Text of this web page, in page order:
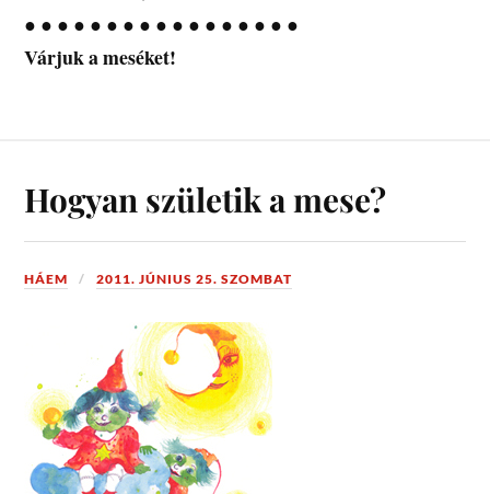
● ● ● ● ● ● ● ● ● ● ● ● ● ● ● ● ●
Várjuk a meséket!
Hogyan születik a mese?
HÁEM 2011. JÚNIUS 25. SZOMBAT